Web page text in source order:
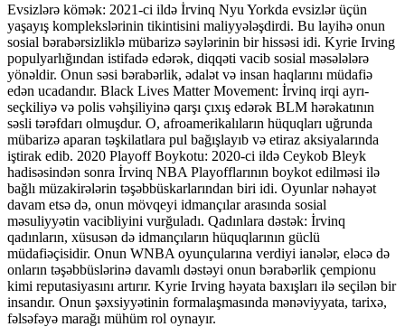
Evsizlərə kömək: 2021-ci ildə İrvinq Nyu Yorkda evsizlər üçün
yaşayış komplekslərinin tikintisini maliyyələşdirdi. Bu layihə onun
sosial bərabərsizliklə mübarizə səylərinin bir hissəsi idi. Kyrie Irving
populyarlığından istifadə edərək, diqqəti vacib sosial məsələlərə
yönəldir. Onun səsi bərabərlik, ədalət və insan haqlarını müdafiə
edən ucadandır. Black Lives Matter Movement: İrvinq irqi ayrı-
seçkiliyə və polis vəhşiliyinə qarşı çıxış edərək BLM hərəkatının
səsli tərəfdarı olmuşdur. O, afroamerikalıların hüquqları uğrunda
mübarizə aparan təşkilatlara pul bağışlayıb və etiraz aksiyalarında
iştirak edib. 2020 Playoff Boykotu: 2020-ci ildə Ceykob Bleyk
hadisəsindən sonra İrvinq NBA Playofflarının boykot edilməsi ilə
bağlı müzakirələrin təşəbbüskarlarından biri idi. Oyunlar nəhayət
davam etsə də, onun mövqeyi idmançılar arasında sosial
məsuliyyətin vacibliyini vurğuladı. Qadınlara dəstək: İrvinq
qadınların, xüsusən də idmançıların hüquqlarının güclü
müdafiəçisidir. Onun WNBA oyunçularına verdiyi ianələr, eləcə də
onların təşəbbüslərinə davamlı dəstəyi onun bərabərlik çempionu
kimi reputasiyasını artırır. Kyrie Irving həyata baxışları ilə seçilən bir
insandır. Onun şəxsiyyətinin formalaşmasında mənəviyyata, tarixə,
fəlsəfəyə marağı mühüm rol oynayır.